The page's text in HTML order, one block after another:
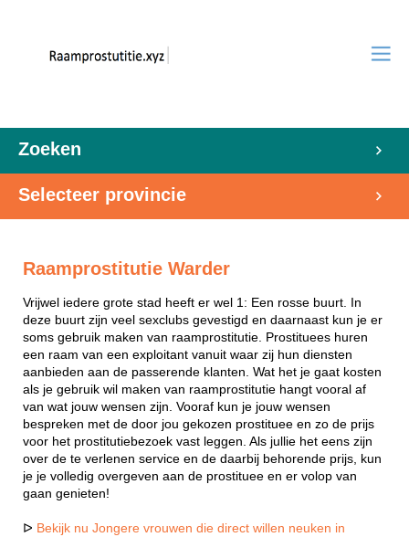
Zoeken
Selecteer provincie
Raamprostitutie Warder
Vrijwel iedere grote stad heeft er wel 1: Een rosse buurt. In
deze buurt zijn veel sexclubs gevestigd en daarnaast kun je er
soms gebruik maken van raamprostitutie. Prostituees huren
een raam van een exploitant vanuit waar zij hun diensten
aanbieden aan de passerende klanten. Wat het je gaat kosten
als je gebruik wil maken van raamprostitutie hangt vooral af
van wat jouw wensen zijn. Vooraf kun je jouw wensen
bespreken met de door jou gekozen prostituee en zo de prijs
voor het prostitutiebezoek vast leggen. Als jullie het eens zijn
over de te verlenen service en de daarbij behorende prijs, kun
je je volledig overgeven aan de prostituee en er volop van
gaan genieten!
ᐅ Bekijk nu Jongere vrouwen die direct willen neuken in